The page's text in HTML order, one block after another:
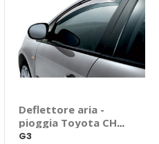
Deflettore aria -
pioggia Toyota CH-
R 2016>2023 - G3
G3